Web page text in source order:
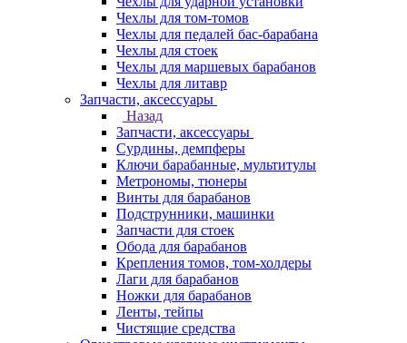
Чехлы для том-томов
Чехлы для педалей бас-барабана
Чехлы для стоек
Чехлы для маршевых барабанов
Чехлы для литавр
Запчасти, аксессуары
Назад
Запчасти, аксессуары
Сурдины, демпферы
Ключи барабанные, мультитулы
Метрономы, тюнеры
Винты для барабанов
Подструнники, машинки
Запчасти для стоек
Обода для барабанов
Крепления томов, том-холдеры
Лаги для барабанов
Ножки для барабанов
Ленты, тейпы
Чистящие средства